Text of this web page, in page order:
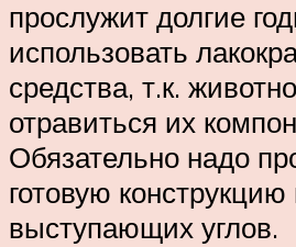
прослужит долгие
использовать
средства, т.к.
отравиться их
Обязательно надо
готовую
выступающих углов.